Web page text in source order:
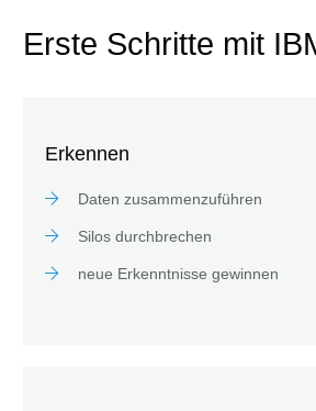
Erste Schritte mit
Erkennen
Daten zusammenzuführen
Silos durchbrechen
neue Erkenntnisse gewinnen